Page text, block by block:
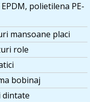
polietilena PE-
mansoane placi
role
bobinaj
dintate